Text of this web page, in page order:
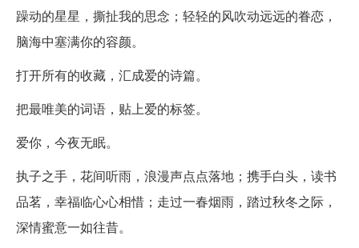
躁动的星星，撕扯我的思念；轻轻的风吹动远远的眷恋，
脑海中塞满你的容颜。
打开所有的收藏，汇成爱的诗篇。
把最唯美的词语，贴上爱的标签。
爱你，今夜无眠。
执子之手，花间听雨，浪漫声点点落地；携手白头，读书
品茗，幸福临心心相惜；走过一春烟雨，踏过秋冬之际，
深情蜜意一如往昔。